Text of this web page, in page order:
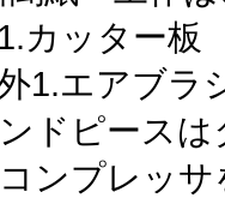
カッター
1.エアブ
ドピース
ンプレッ